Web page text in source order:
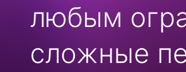
любым
сложные